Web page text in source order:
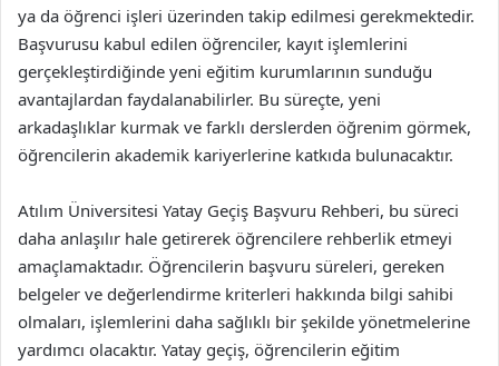
ya da öğrenci işleri üzerinden takip edilmesi gerekmektedir.
Başvurusu kabul edilen öğrenciler, kayıt işlemlerini
gerçekleştirdiğinde yeni eğitim kurumlarının sunduğu
avantajlardan faydalanabilirler. Bu süreçte, yeni
arkadaşlıklar kurmak ve farklı derslerden öğrenim görmek,
öğrencilerin akademik kariyerlerine katkıda bulunacaktır.
Atılım Üniversitesi Yatay Geçiş Başvuru Rehberi, bu süreci
daha anlaşılır hale getirerek öğrencilere rehberlik etmeyi
amaçlamaktadır. Öğrencilerin başvuru süreleri, gereken
belgeler ve değerlendirme kriterleri hakkında bilgi sahibi
olmaları, işlemlerini daha sağlıklı bir şekilde yönetmelerine
yardımcı olacaktır. Yatay geçiş, öğrencilerin eğitim